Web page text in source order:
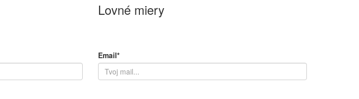
Lovné miery
Email*